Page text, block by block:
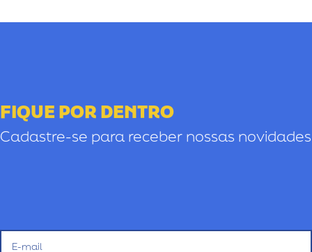
FIQUE POR DENTRO
Cadastre-se para receber nossas novidades